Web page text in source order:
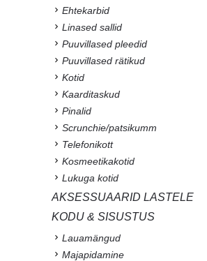
Ehtekarbid
Linased sallid
Puuvillased pleedid
Puuvillased rätikud
Kotid
Kaarditaskud
Pinalid
Scrunchie/patsikumm
Telefonikott
Kosmeetikakotid
Lukuga kotid
AKSESSUAARID LASTELE
KODU & SISUSTUS
Lauamängud
Majapidamine